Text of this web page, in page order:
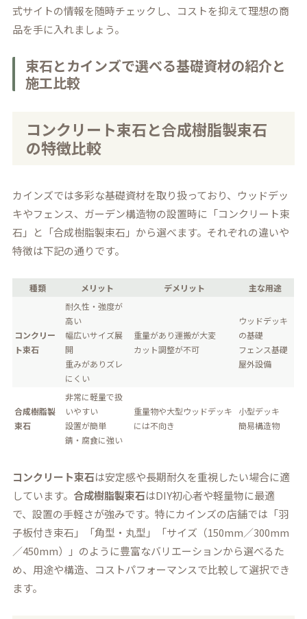
式サイトの情報を随時チェックし、コストを抑えて理想の商
品を手に入れましょう。
束石とカインズで選べる基礎資材の紹介と
施工比較
コンクリート束石と合成樹脂製束石
の特徴比較
カインズでは多彩な基礎資材を取り扱っており、ウッドデッ
キやフェンス、ガーデン構造物の設置時に「コンクリート束
石」と「合成樹脂製束石」から選べます。それぞれの違いや
特徴は下記の通りです。
種類 メリット デメリット 主な用途
コンクリー
ト束石
耐久性・強度が
高い
幅広いサイズ展
開
重みがありズレ
にくい
重量があり運搬が大変
カット調整が不可
ウッドデッキ
の基礎
フェンス基礎
屋外設備
合成樹脂製
束石
非常に軽量で扱
いやすい
設置が簡単
錆・腐食に強い
重量物や大型ウッドデッキ
には不向き
小型デッキ
簡易構造物
コンクリート束石は安定感や長期耐久を重視したい場合に適
しています。 合成樹脂製束石はDIY初心者や軽量物に最適
で、設置の手軽さが強みです。特にカインズの店舗では「羽
子板付き束石」「角型・丸型」「サイズ（150mm／300mm
／450mm）」のように豊富なバリエーションから選べるた
め、用途や構造、コストパフォーマンスで比較して選択でき
ます。